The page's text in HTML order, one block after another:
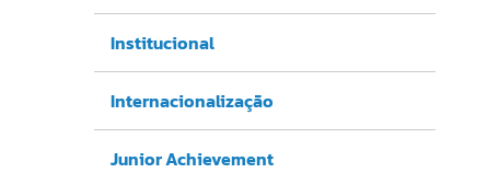
Institucional
Internacionalização
Junior Achievement